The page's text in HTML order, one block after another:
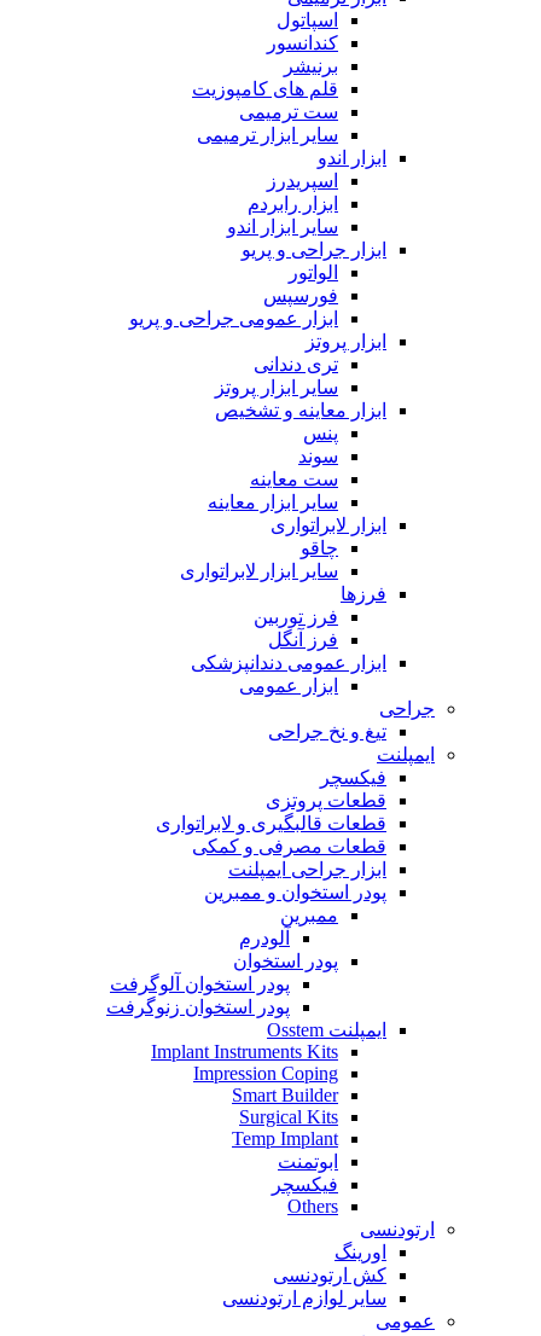
اسپاتول
کندانسور
برنیشر
قلم های کامپوزیت
ست ترمیمی
سایر ابزار ترمیمی
ابزار اندو
اسپریدرز
ابزار رابردم
سایر ابزار اندو
ابزار جراحی و پریو
الواتور
فورسپس
ابزار عمومی جراحی و پریو
ابزار پروتز
تری دندانی
سایر ابزار پروتز
ابزار معاینه و تشخیص
پنس
سوند
ست معاینه
سایر ابزار معاینه
ابزار لابراتواری
چاقو
سایر ابزار لابراتواری
فرزها
فرز توربین
فرز آنگل
ابزار عمومی دندانپزشکی
ابزار عمومی
جراحی
تیغ و نخ جراحی
ایمپلنت
فیکسچر
قطعات پروتزی
قطعات قالبگیری و لابراتواری
قطعات مصرفی و کمکی
ابزار جراحی ایمپلنت
پودر استخوان و ممبرین
ممبرین
آلودرم
پودر استخوان
پودر استخوان آلوگرفت
پودر استخوان زنوگرفت
ایمپلنت Osstem
Implant Instruments Kits
Impression Coping
Smart Builder
Surgical Kits
Temp Implant
ابوتمنت
فیکسچر
Others
ارتودنسی
اورینگ
کش ارتودنسی
سایر لوازم ارتودنسی
عمومی